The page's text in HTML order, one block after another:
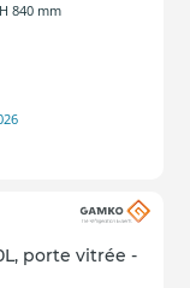
840 mm
porte vitrée -